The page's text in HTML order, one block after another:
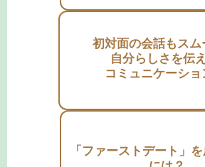
初対面の会話もスム
自分らしさを伝
コミュニケーショ
「ファーストデート」